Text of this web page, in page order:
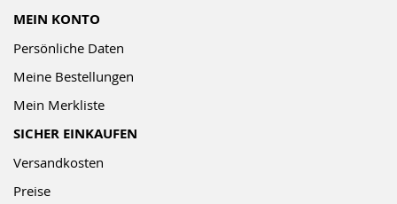
MEIN KONTO
Persönliche Daten
Meine Bestellungen
Mein Merkliste
SICHER EINKAUFEN
Versandkosten
Preise